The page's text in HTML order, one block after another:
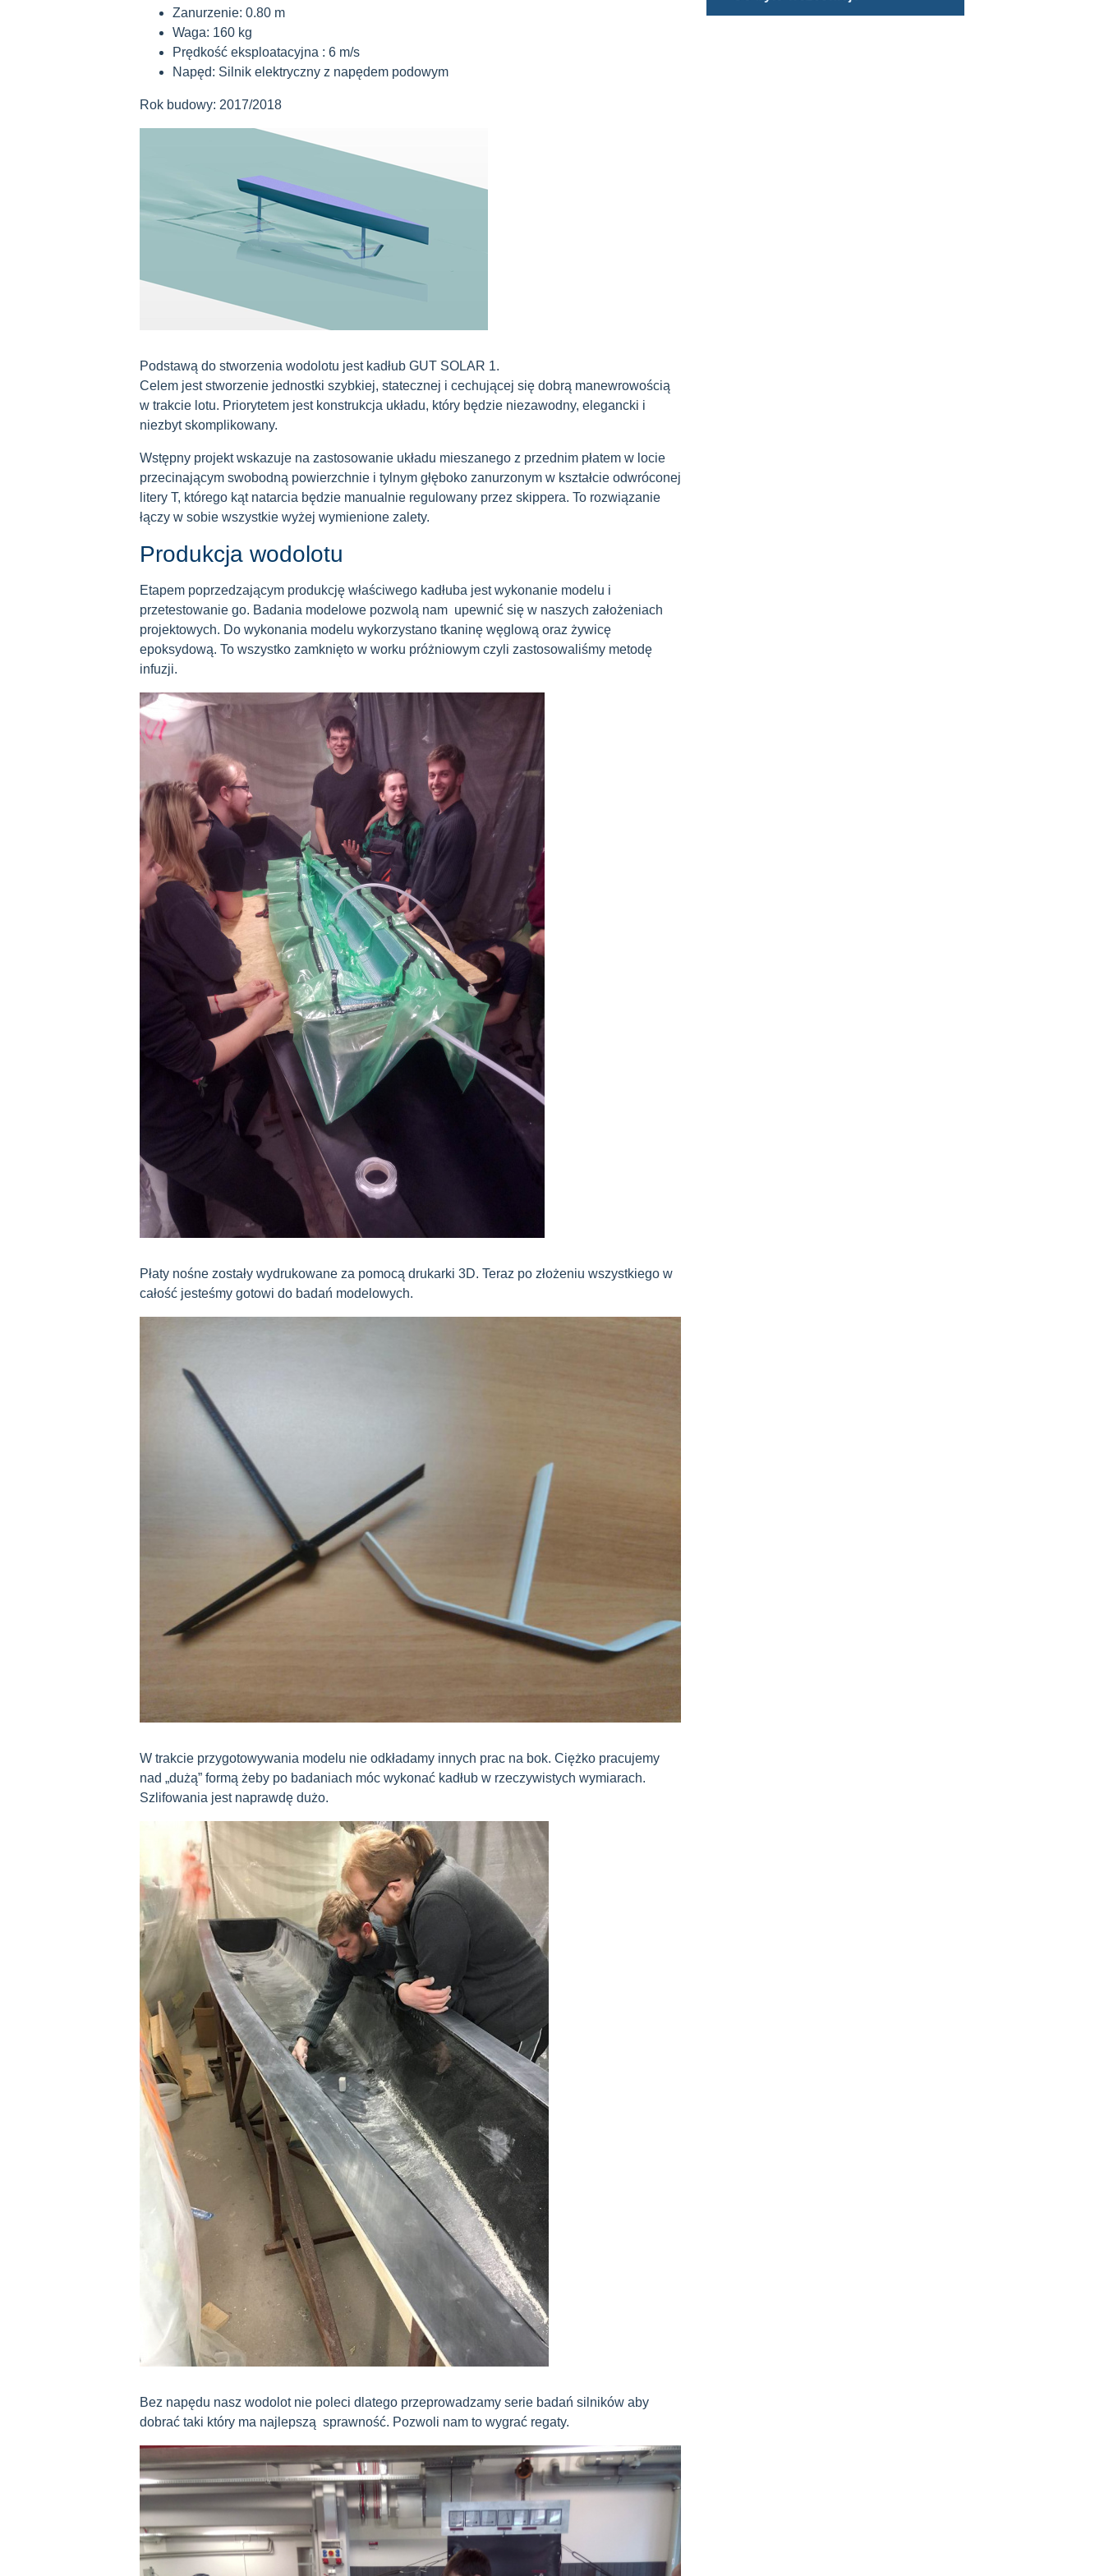
Zanurzenie: 0.80 m
Waga: 160 kg
Prędkość eksploatacyjna : 6 m/s
Napęd: Silnik elektryczny z napędem podowym
Rok budowy: 2017/2018
Podstawą do stworzenia wodolotu jest kadłub GUT SOLAR 1.
Celem jest stworzenie jednostki szybkiej, statecznej i cechującej się dobrą manewrowością
w trakcie lotu. Priorytetem jest konstrukcja układu, który będzie niezawodny, elegancki i
niezbyt skomplikowany.
Wstępny projekt wskazuje na zastosowanie układu mieszanego z przednim płatem w locie
przecinającym swobodną powierzchnie i tylnym głęboko zanurzonym w kształcie odwróconej
litery T, którego kąt natarcia będzie manualnie regulowany przez skippera. To rozwiązanie
łączy w sobie wszystkie wyżej wymienione zalety.
Produkcja wodolotu
Etapem poprzedzającym produkcję właściwego kadłuba jest wykonanie modelu i
przetestowanie go. Badania modelowe pozwolą nam upewnić się w naszych założeniach
projektowych. Do wykonania modelu wykorzystano tkaninę węglową oraz żywicę
epoksydową. To wszystko zamknięto w worku próżniowym czyli zastosowaliśmy metodę
infuzji.
Płaty nośne zostały wydrukowane za pomocą drukarki 3D. Teraz po złożeniu wszystkiego w
całość jesteśmy gotowi do badań modelowych.
W trakcie przygotowywania modelu nie odkładamy innych prac na bok. Ciężko pracujemy
nad „dużą” formą żeby po badaniach móc wykonać kadłub w rzeczywistych wymiarach.
Szlifowania jest naprawdę dużo.
Bez napędu nasz wodolot nie poleci dlatego przeprowadzamy serie badań silników aby
dobrać taki który ma najlepszą sprawność. Pozwoli nam to wygrać regaty.